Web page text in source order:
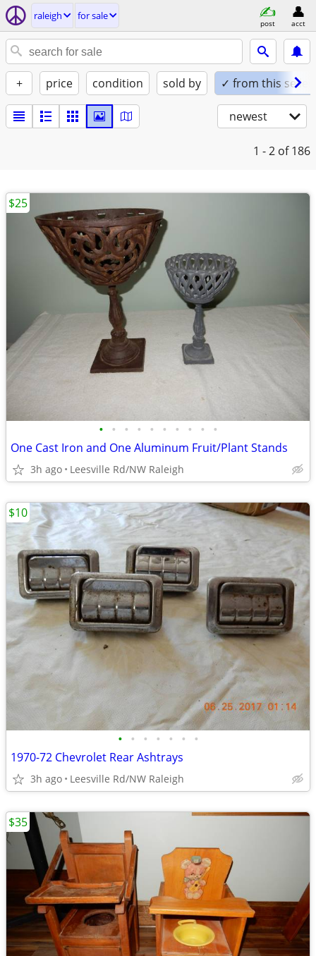
raleigh for sale
post acct
+ price condition sold by ✓ from this seller
newest
1 - 2 of 186
• • • • • • • • • •
One Cast Iron and One Aluminum Fruit/Plant Stands
3h ago Leesville Rd/NW Raleigh
$25
• • • • • • •
1970-72 Chevrolet Rear Ashtrays
3h ago Leesville Rd/NW Raleigh
$10
$35